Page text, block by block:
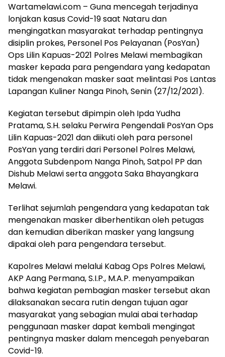
Wartamelawi.com – Guna mencegah terjadinya
lonjakan kasus Covid-19 saat Nataru dan
mengingatkan masyarakat terhadap pentingnya
disiplin prokes, Personel Pos Pelayanan (PosYan)
Ops Lilin Kapuas-2021 Polres Melawi membagikan
masker kepada para pengendara yang kedapatan
tidak mengenakan masker saat melintasi Pos Lantas
Lapangan Kuliner Nanga Pinoh, Senin (27/12/2021).
Kegiatan tersebut dipimpin oleh Ipda Yudha
Pratama, S.H. selaku Perwira Pengendali PosYan Ops
Lilin Kapuas-2021 dan diikuti oleh para personel
PosYan yang terdiri dari Personel Polres Melawi,
Anggota Subdenpom Nanga Pinoh, Satpol PP dan
Dishub Melawi serta anggota Saka Bhayangkara
Melawi.
Terlihat sejumlah pengendara yang kedapatan tak
mengenakan masker diberhentikan oleh petugas
dan kemudian diberikan masker yang langsung
dipakai oleh para pengendara tersebut.
Kapolres Melawi melalui Kabag Ops Polres Melawi,
AKP Aang Permana, S.I.P., M.A.P. menyampaikan
bahwa kegiatan pembagian masker tersebut akan
dilaksanakan secara rutin dengan tujuan agar
masyarakat yang sebagian mulai abai terhadap
penggunaan masker dapat kembali mengingat
pentingnya masker dalam mencegah penyebaran
Covid-19.